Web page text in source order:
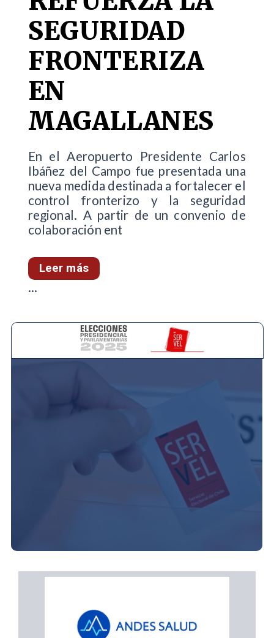
SEGURIDAD
FRONTERIZA
EN
MAGALLANES
En el Aeropuerto Presidente Carlos
Ibáñez del Campo fue presentada una
nueva medida destinada a fortalecer el
control fronterizo y la seguridad
regional. A partir de un convenio de
colaboración ent
Leer más
...